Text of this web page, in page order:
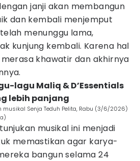
janji akan membangun
dan kembali menjemput
menunggu lama,
kunjung kembali. Karena hal
khawatir dan akhirnya
lagu Maliq & D’Essentials
lebih panjang
musikal Senja Teduh Pelita, Rabu (3/6/2026)
musikal ini menjadi
memastikan agar karya-
bangun selama 24